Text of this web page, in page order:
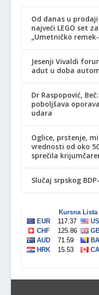
Od danas u
najveći LEGO set
„Umetničko
Jesenji Vivaldi
adut u doba
Dr Raspopović,
poboljšava
udara
Oglice, prstenje,
vrednosti od oko
sprečila
Slučaj srpskog